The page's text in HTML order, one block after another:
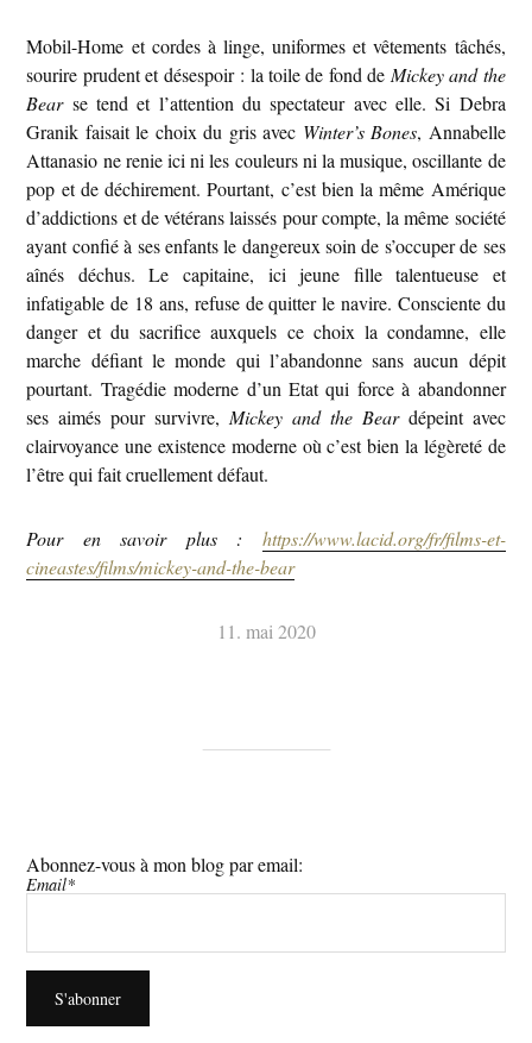
Mobil-Home et cordes à linge, uniformes et vêtements tâchés,
sourire prudent et désespoir : la toile de fond de Mickey and the
Bearse tend et l’attention du spectateur avec elle. Si Debra
Granik faisait le choix du gris avec Winter’s Bones, Annabelle
Attanasio ne renie ici ni les couleurs ni la musique, oscillante de
pop et de déchirement. Pourtant, c’est bien la même Amérique
d’addictions et de vétérans laissés pour compte, la même société
ayant confié à ses enfants le dangereux soin de s’occuper de ses
aînés déchus. Le capitaine, ici jeune fille talentueuse et
infatigable de 18 ans, refuse de quitter le navire. Consciente du
danger et du sacrifice auxquels ce choix la condamne, elle
marche défiant le monde qui l’abandonne sans aucun dépit
pourtant. Tragédie moderne d’un Etat qui force à abandonner
ses aimés pour survivre, Mickey and the Beardépeint avec
clairvoyance une existence moderne où c’est bien la légèreté de
l’être qui fait cruellement défaut.
Pour en savoir plus : https://www.lacid.org/fr/films-et-
cineastes/films/mickey-and-the-bear
11. mai 2020
Abonnez-vous à mon blog par email:
Email*